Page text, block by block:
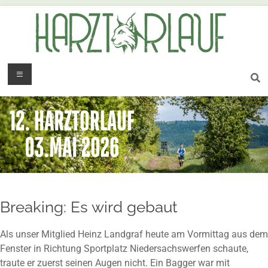
Breaking: Es wird gebaut
Als unser Mitglied Heinz Landgraf heute am Vormittag aus dem
Fenster in Richtung Sportplatz Niedersachswerfen schaute,
traute er zuerst seinen Augen nicht. Ein Bagger war mit